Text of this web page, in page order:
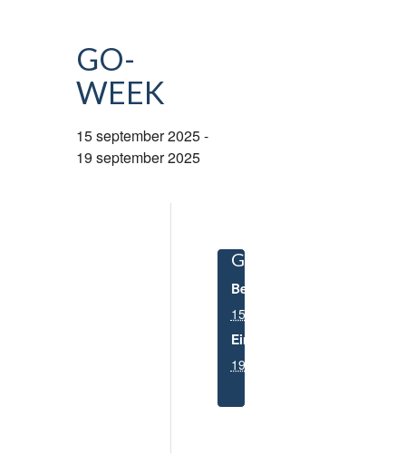
GO-
WEEK
15 september 2025-
19 september 2025
GEGEVENS
Begin:
15 september 2025
Einde:
19 september 2025